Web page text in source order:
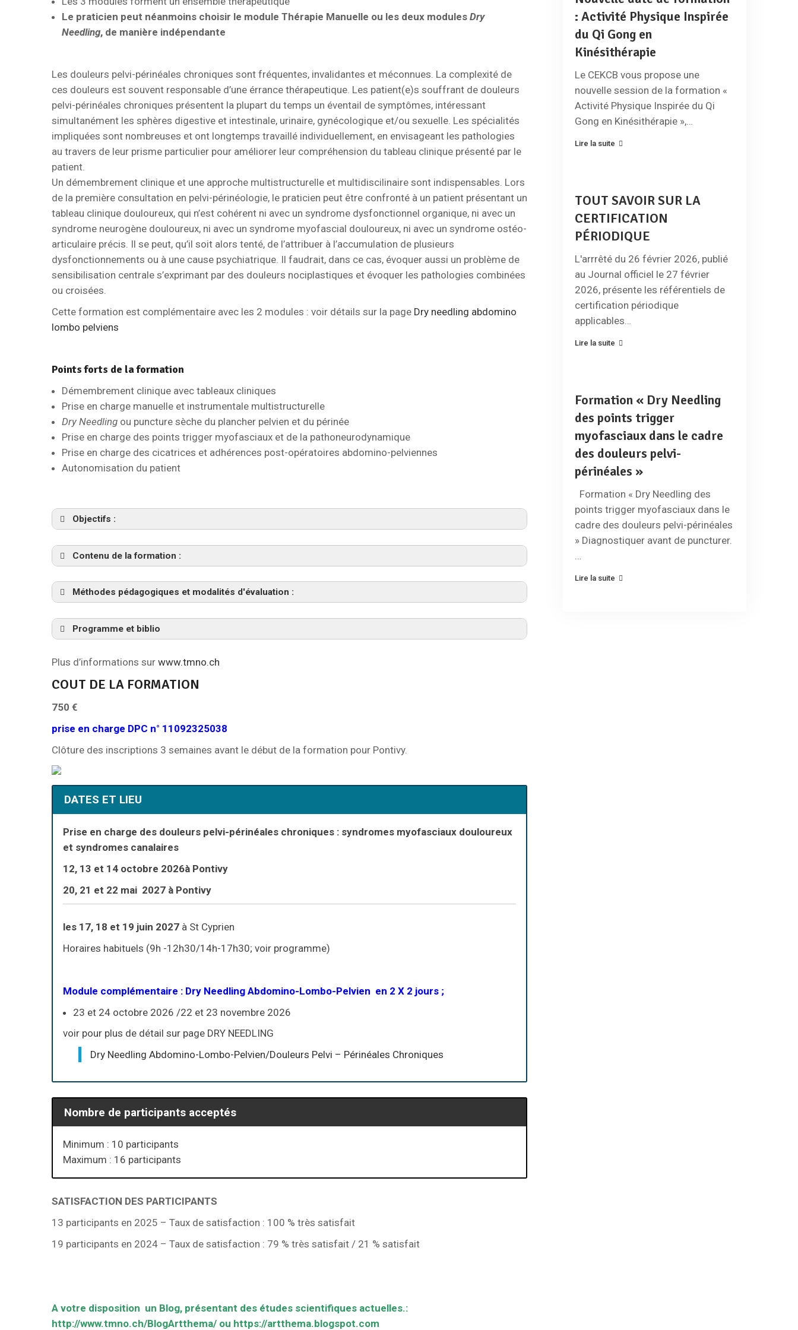
Le praticien peut néanmoins choisir le module Thérapie Manuelle ou les deux modules Dry
Needling, de manière indépendante
Les douleurs pelvi-périnéales chroniques sont fréquentes, invalidantes et méconnues. La complexité de
ces douleurs est souvent responsable d’une érrance thérapeutique. Les patient(e)s souffrant de douleurs
pelvi-périnéales chroniques présentent la plupart du temps un éventail de symptômes, intéressant
simultanément les sphères digestive et intestinale, urinaire, gynécologique et/ou sexuelle. Les spécialités
impliquées sont nombreuses et ont longtemps travaillé individuellement, en envisageant les pathologies
au travers de leur prisme particulier pour améliorer leur compréhension du tableau clinique présenté par le
patient.
Un démembrement clinique et une approche multistructurelle et multidiscilinaire sont indispensables. Lors
de la première consultation en pelvi-périnéologie, le praticien peut être confronté à un patient présentant un
tableau clinique douloureux, qui n’est cohérent ni avec un syndrome dysfonctionnel organique, ni avec un
syndrome neurogène douloureux, ni avec un syndrome myofascial douloureux, ni avec un syndrome ostéo-
articulaire précis. Il se peut, qu’il soit alors tenté, de l’attribuer à l’accumulation de plusieurs
dysfonctionnements ou à une cause psychiatrique. Il faudrait, dans ce cas, évoquer aussi un problème de
sensibilisation centrale s’exprimant par des douleurs nociplastiques et évoquer les pathologies combinées
ou croisées.
Cette formation est complémentaire avec les 2 modules : voir détails sur la page Dry needling abdomino
lombo pelviens
Points forts de la formation
Démembrement clinique avec tableaux cliniques
Prise en charge manuelle et instrumentale multistructurelle
Dry Needling ou puncture sèche du plancher pelvien et du périnée
Prise en charge des points trigger myofasciaux et de la pathoneurodynamique
Prise en charge des cicatrices et adhérences post-opératoires abdomino-pelviennes
Autonomisation du patient
Objectifs :
dysfonction ostéo-articulaire, d’un syndrome
myofascial douloureux (SMD), d’un syndrome neurogène douloureux (SND) ou d’un syndrome
canalaire,
planifier
dysfonctions ostéo-articulaires, neurodynamiques, des points trigger
vasculo-nerveuses
PTrM
ostéoarticulaires
neurodynamiques
articulations mobilisations neurales
Contenu de la formation :
Scores, questionnaires et inventaires – Recommandations – Autonomisation du patient
Méthodes pédagogiques et modalités d'évaluation :
Programme et biblio
Plus d’informations sur www.tmno.ch
COUT DE LA FORMATION
750 €
prise en charge DPC n° 11092325038
Clôture des inscriptions 3 semaines avant le début de la formation pour Pontivy.
DATES ET LIEU
Prise en charge des douleurs pelvi-périnéales chroniques : syndromes myofasciaux douloureux
et syndromes canalaires
12, 13 et 14 octobre 2026à Pontivy
20, 21 et 22 mai 2027 à Pontivy
les 17, 18 et 19 juin 2027 à St Cyprien
Horaires habituels (9h -12h30/14h-17h30; voir programme)
Module complémentaire : Dry Needling Abdomino-Lombo-Pelvien en 2 X 2 jours ;
23 et 24 octobre 2026 /22 et 23 novembre 2026
voir pour plus de détail sur page DRY NEEDLING
Dry Needling Abdomino-Lombo-Pelvien/Douleurs Pelvi – Périnéales Chroniques
Nombre de participants acceptés
Minimum : 10 participants
Maximum : 16 participants
SATISFACTION DES PARTICIPANTS
13 participants en 2025 – Taux de satisfaction : 100 % très satisfait
19 participants en 2024 – Taux de satisfaction : 79 % très satisfait / 21 % satisfait
A votre disposition un Blog, présentant des études scientifiques actuelles.:
http://www.tmno.ch/BlogArtthema/ ou https://artthema.blogspot.com
: Activité Physique Inspirée
du Qi Gong en
Kinésithérapie
Le CEKCB vous propose une
nouvelle session de la formation «
Activité Physique Inspirée du Qi
Gong en Kinésithérapie »,…
Lire la suite
TOUT SAVOIR SUR LA
CERTIFICATION
PÉRIODIQUE
L'arrrêté du 26 février 2026, publié
au Journal officiel le 27 février
2026, présente les référentiels de
certification périodique
applicables…
Lire la suite
Formation « Dry Needling
des points trigger
myofasciaux dans le cadre
des douleurs pelvi-
périnéales »
Formation « Dry Needling des
points trigger myofasciaux dans le
cadre des douleurs pelvi-périnéales
» Diagnostiquer avant de puncturer.
…
Lire la suite